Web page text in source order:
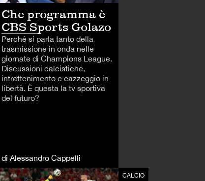
Che programma è
CBS Sports Golazo
Perché si parla tanto della
trasmissione in onda nelle
giornate di Champions League.
Discussioni calcistiche,
intrattenimento e cazzeggio in
libertà. È questa la tv sportiva
del futuro?
di Alessandro Cappelli
CALCIO CALCIO